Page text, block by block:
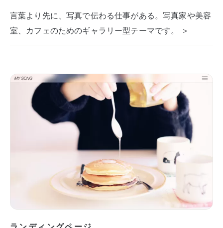
言葉より先に、写真で伝わる仕事がある。写真家や美容
室、カフェのためのギャラリー型テーマです。 ＞